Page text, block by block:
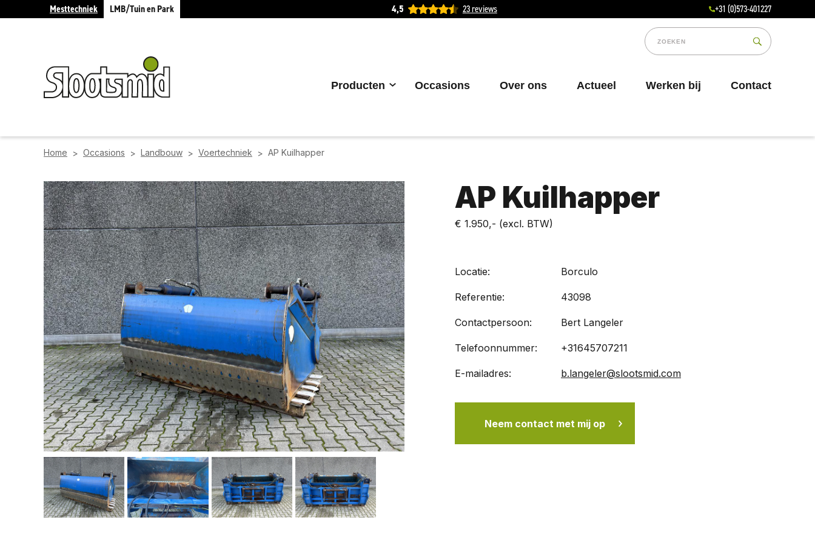
Mesttechniek LMB/Tuin en Park 4,5 23 reviews +31 (0)573-401227
Producten Occasions Over ons Actueel Werken bij Contact
Home > Occasions > Landbouw > Voertechniek > AP Kuilhapper
AP Kuilhapper
€ 1.950,- (excl. BTW)
Locatie: Borculo
Referentie: 43098
Contactpersoon: Bert Langeler
Telefoonnummer: +31645707211
E-mailadres: b.langeler@slootsmid.com
Neem contact met mij op